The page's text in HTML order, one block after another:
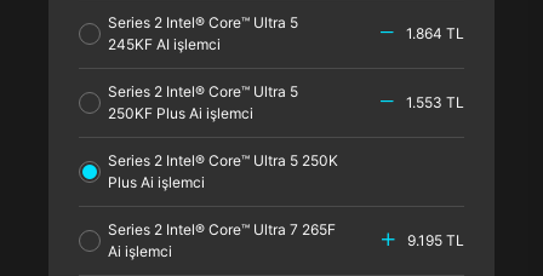
Series 2 Intel® Core™ Ultra 5
245KF AI işlemci
1.864 TL
Series 2 Intel® Core™ Ultra 5
250KF Plus Ai işlemci
1.553 TL
Series 2 Intel® Core™ Ultra 5 250K
Plus Ai işlemci
Series 2 Intel® Core™ Ultra 7 265F
Ai işlemci
9.195 TL